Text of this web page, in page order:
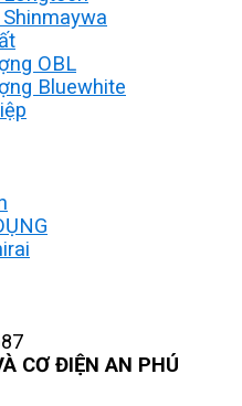
OBL
Bluewhite
CƠ ĐIỆN AN PHÚ